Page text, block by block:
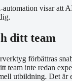
visar att
ditt team
förbättras
team inte redan
utbildning. Det är